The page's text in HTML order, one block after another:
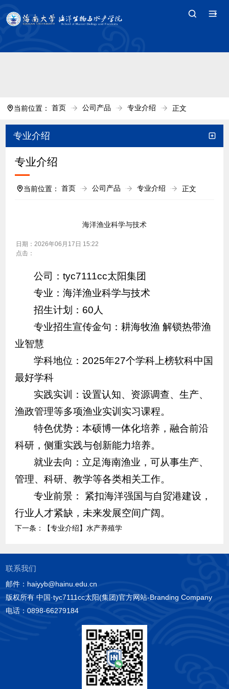
中国·tyc7111cc太阳(集团)官方网站-Branding
当前位置：首页 公司产品 专业介绍 正文
专业介绍
专业介绍
当前位置：首页 公司产品 专业介绍 正文
海洋渔业科学与技术
日期：2026年06月17日 15:22
点击：
公司：tyc7111cc太阳集团
专业：海洋渔业科学与技术
招生计划：60人
专业招生宣传金句：耕海牧渔 解锁热带渔
业智慧
学科地位：2025年27个学科上榜软科中国
最好学科
实践实训：设置认知、资源调查、生产、
渔政管理等多项渔业实训实习课程。
特色优势：本硕博一体化培养，融合前沿
科研，侧重实践与创新能力培养。
就业去向：立足海南渔业，可从事生产、
管理、科研、教学等各类相关工作。
专业前景： 紧扣海洋强国与自贸港建设，
行业人才紧缺，未来发展空间广阔。
下一条： 【专业介绍】水产养殖学
联系我们
邮件：haiyyb@hainu.edu.cn
版权所有 中国·tyc7111cc太阳(集团)官方网站-Branding Company
电话：0898-66279184